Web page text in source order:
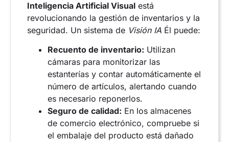
Inteligencia Artificial Visual está
revolucionando la gestión de inventarios y la
seguridad. Un sistema de Visión IA Él puede:
Recuento de inventario: Utilizan
cámaras para monitorizar las
estanterías y contar automáticamente el
número de artículos, alertando cuando
es necesario reponerlos.
Seguro de calidad: En los almacenes
de comercio electrónico, compruebe si
el embalaje del producto está dañado